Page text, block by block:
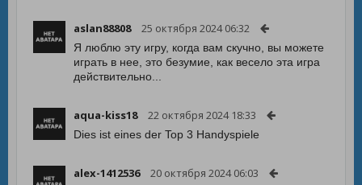
aslan88808 25 октября 2024 06:32
Я люблю эту игру, когда вам скучно, вы можете
играть в нее, это безумие, как весело эта игра
действительно...
aqua-kiss18 22 октября 2024 18:33
Dies ist eines der Top 3 Handyspiele
alex-1412536 20 октября 2024 06:03